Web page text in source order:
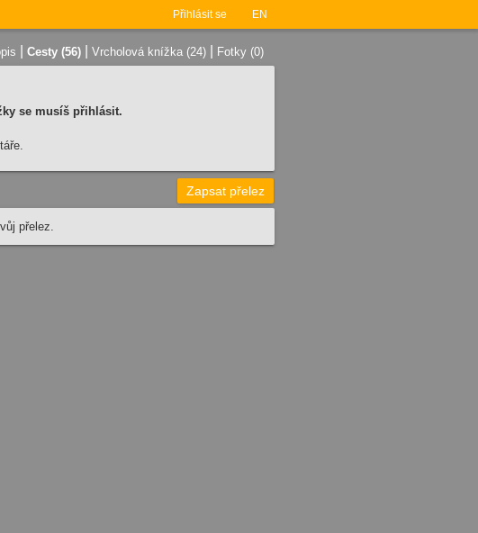
Přihlásit se EN
Cesty (56) Vrcholová knížka (24) Fotky (0)
se musíš přihlásit.
Zapsat přelez
přelez.